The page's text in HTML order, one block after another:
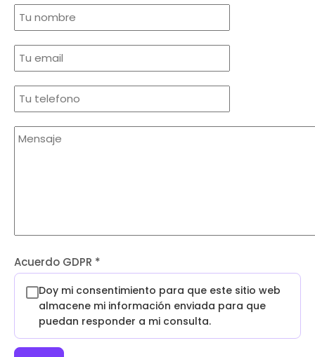
Acuerdo GDPR *
Doy mi consentimiento para que este sitio web
almacene mi información enviada para que
puedan responder a mi consulta.